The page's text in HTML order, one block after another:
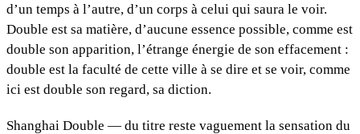
d’un temps à l’autre, d’un corps à celui qui saura le voir.
Double est sa matière, d’aucune essence possible, comme est
double son apparition, l’étrange énergie de son effacement :
double est la faculté de cette ville à se dire et se voir, comme
ici est double son regard, sa diction.
Shanghai Double — du titre reste vaguement la sensation du